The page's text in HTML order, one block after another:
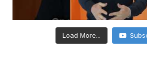
Load More...